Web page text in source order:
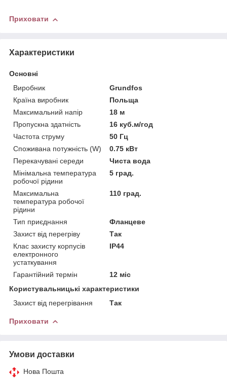
Приховати
Характеристики
Основні
Виробник
Grundfos
Країна виробник
Польща
Максимальний напір
18 м
Пропускна здатність
16 куб.м/год
Частота струму
50 Гц
Споживана потужність (W)
0.75 кВт
Перекачувані середи
Чиста вода
Мінімальна температура
робочої рідини
5 град.
Максимальна
температура робочої
рідини
110 град.
Тип приєднання
Фланцеве
Захист від перегріву
Так
Клас захисту корпусів
електронного
устаткування
IP44
Гарантійний термін
12 міс
Користувальницькі характеристики
Захист від перегрівання
Так
Приховати
Умови доставки
Нова Пошта